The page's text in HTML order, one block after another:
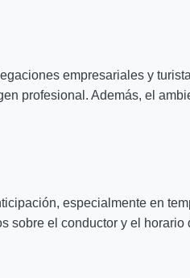
empresariales y
profesional. Además, el
especialmente en
sobre el conductor y el